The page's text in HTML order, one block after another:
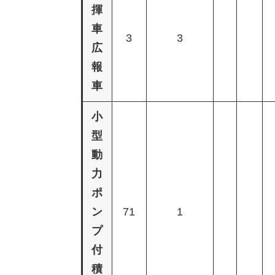
揮
車
広
報
車
3 3
小
型
動
力
ポ
ン
プ
付
積
71 1